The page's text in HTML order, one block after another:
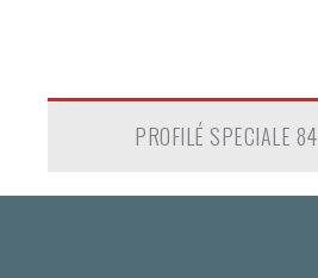
PROFILÉ SPECIALE 84